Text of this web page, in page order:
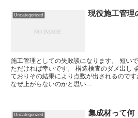
Uncategorized 現役施工管理
施工管理としての失敗談になります。 短い
ただければ幸いです。 構造検査のダメ出し
ておりその結果により点数が出されるのです
なぜ上がらないのかと思い...
Uncategorized 集成材って何